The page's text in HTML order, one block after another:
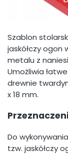
Szablon
jaskółczy ogon
metalu z
Umożliwia
drewnie
x 18 mm.
Do
tzw. jaskółczy